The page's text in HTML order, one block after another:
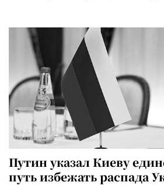
Путин указал Киеву
путь избежать распада